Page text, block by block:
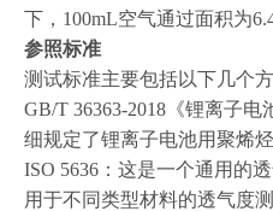
下，100mL空气通过面积为
参照标准
测试标准主要包括以下几个方
GB/T 36363-2018《锂离子
细规定了锂离子电池用聚烯
ISO 5636：这是一个通用的
用于不同类型材料的透气度